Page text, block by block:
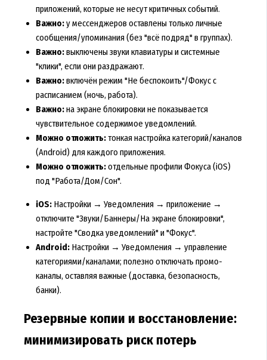
приложений, которые не несут критичных событий.
Важно:у мессенджеров оставлены только личные
сообщения/упоминания (без "всё подряд" в группах).
Важно:выключены звуки клавиатуры и системные
"клики", если они раздражают.
Важно:включён режим "Не беспокоить"/Фокус с
расписанием (ночь, работа).
Важно:на экране блокировки не показывается
чувствительное содержимое уведомлений.
Можно отложить:тонкая настройка категорий/каналов
(Android) для каждого приложения.
Можно отложить:отдельные профили Фокуса (iOS)
под "Работа/Дом/Сон".
iOS:Настройки → Уведомления → приложение →
отключите "Звуки/Баннеры/На экране блокировки",
настройте "Сводка уведомлений" и "Фокус".
Android:Настройки → Уведомления → управление
категориями/каналами; полезно отключать промо-
каналы, оставляя важные (доставка, безопасность,
банки).
Резервные копии и восстановление:
минимизировать риск потерь